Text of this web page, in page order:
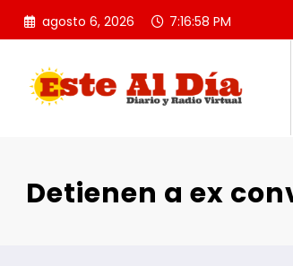
Saltar
agosto 6, 2026 7:16:59 PM
Detienen a ex